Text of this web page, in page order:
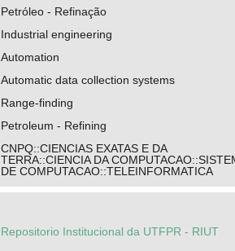
Petróleo - Refinação
Industrial engineering
Automation
Automatic data collection systems
Range-finding
Petroleum - Refining
CNPQ::CIENCIAS EXATAS E DA
TERRA::CIENCIA DA
DE COMPUTACAO::TELEINFORMATICA
Repositorio Institucional da UTFPR - RIUT